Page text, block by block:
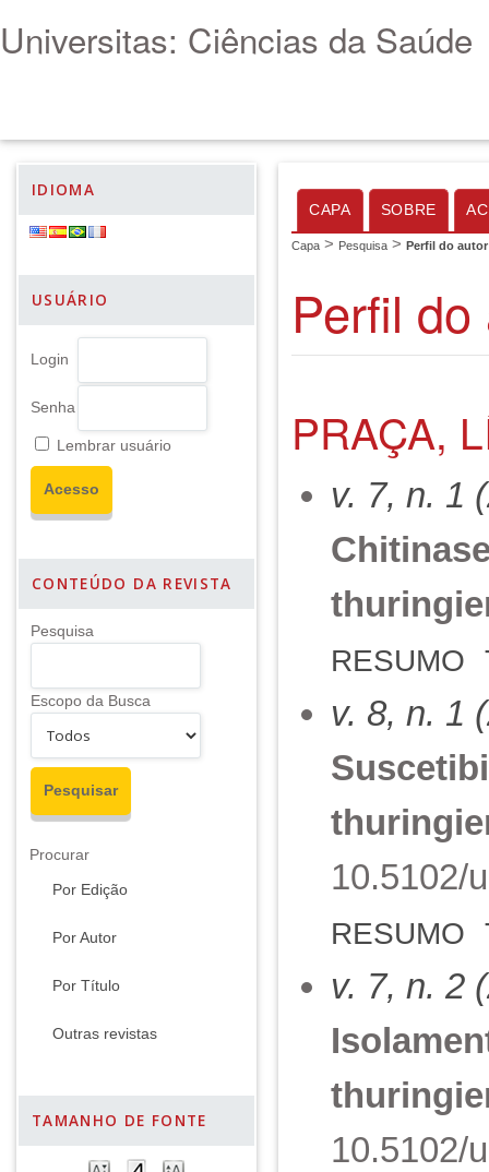
Universitas: Ciências da Saúde
IDIOMA
USUÁRIO
Login
Senha
Lembrar usuário
CONTEÚDO DA REVISTA
Pesquisa
Escopo da Busca
Procurar
Por Edição
Por Autor
Por Título
Outras revistas
TAMANHO DE FONTE
CAPA SOBRE
Capa > Pesquisa > Perfil do autor
Perfil
PRAÇA,
v. 7, n. 1
RESUMO
v. 8, n. 1
10.5102/
RESUMO
v. 7, n. 2
10.5102/